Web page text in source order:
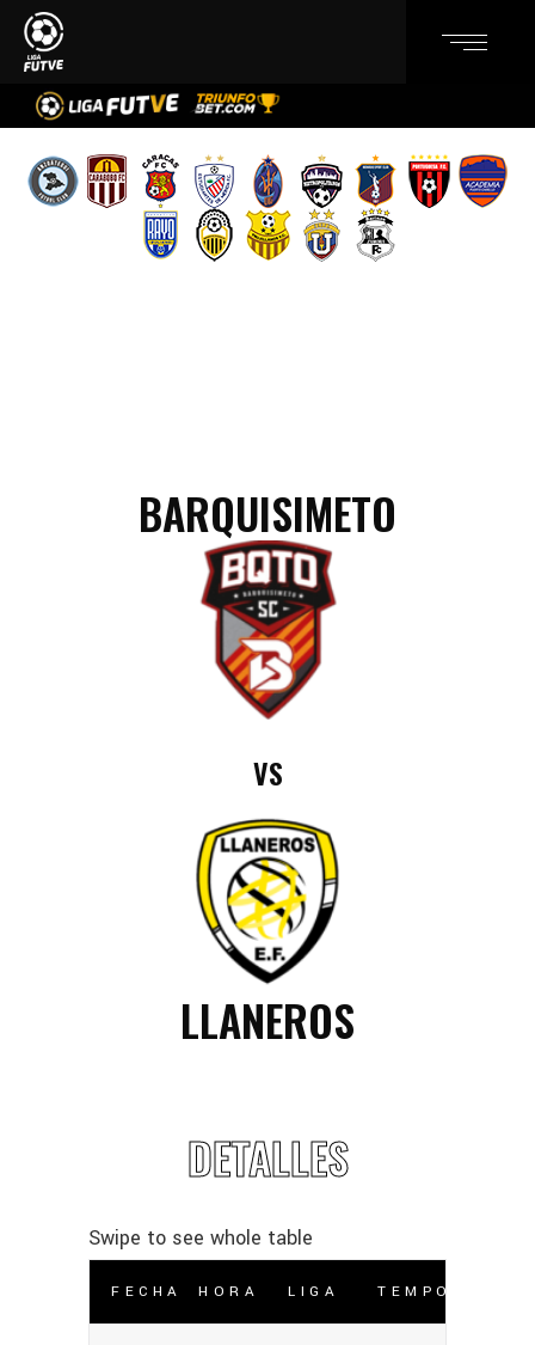
BARQUISIMETO
VS
LLANEROS
DETALLES
FECHA HORA LIGA TEMPORADA